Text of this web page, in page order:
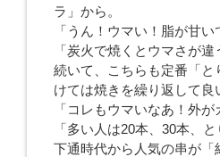
ラ」から。
「うん！ウマい！脂が甘
「炭火で焼くとウマさが
続いて、こちらも定番「
けては焼きを繰り返して良
「コレもウマいなあ！外
「多い人は20本、30本、
下通時代から人気の串が